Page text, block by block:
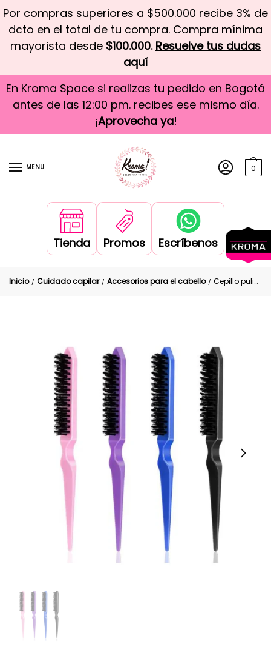
Por compras superiores a $500.000 recibe 3% de
dcto en el total de tu compra. Compra mínima
mayorista desde $100.000. Resuelve tus dudas
aquí
En Kroma Space si realizas tu pedido en Bogotá
antes de las 12:00 pm. recibes ese mismo día.
¡Aprovecha ya!
MENU 0
Tienda Promos Escríbenos
Inicio / Cuidado capilar / Accesorios para el cabello / Cepillo pulidor Peinados Perfectos